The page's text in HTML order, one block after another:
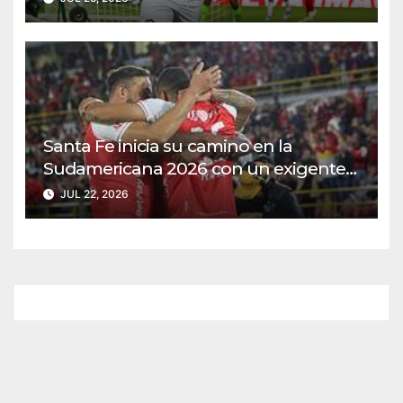
Santa Fe inicia su camino en la
Sudamericana 2026 con un exigente
duelo ante Caracas
JUL 22, 2026